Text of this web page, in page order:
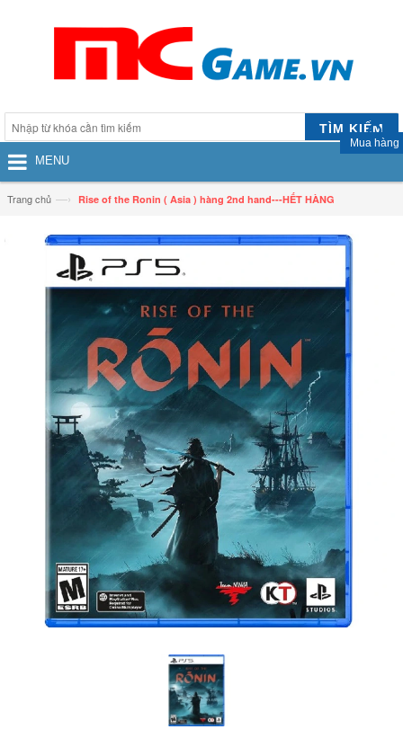
TÌM KIẾM
Mua hàng
MENU
Trang chủ —› Rise of the Ronin ( Asia ) hàng 2nd hand---HẾT HÀNG